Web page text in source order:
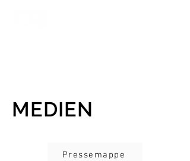
MEDIEN
Pressemappe